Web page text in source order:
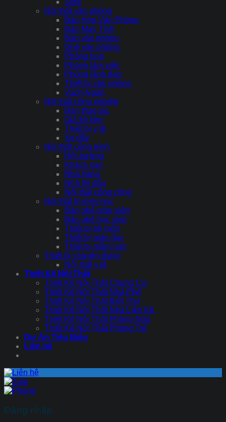
Sofa
Nội thất văn phòng
Bàn Họp Văn Phòng
Bàn Máy Tính
Bàn văn phòng
Ghế văn phòng
Phòng họp
Phòng làm việc
Phòng lãnh đạo
Thiết bị văn phòng
Vách Ngăn
Nội thất công nghiệp
Bàn thao tác
Giá kệ kho
Thiết bị y tế
Xe đẩy
Nội thất công trình
Hội trường
Khách sạn
Nhà hàng
Nhà thi đấu
Nội thất công cộng
Nội thất trường học
Bàn ghế giáo viên
Bàn ghế học sinh
Thiết bị bộ môn
Thiết bị giáo dục
Thiết bị mầm non
Thiết bị chuyên dụng
Nội thất y tế
Thiết Kế Nội Thất
Thiết Kế Nội Thất Chung Cư
Thiết Kế Nội Thất Nhà Phố
Thiết Kế Nội Thất Biệt Thự
Thiết Kế Nội Thất Nhà Liền Kề
Thiết Kế Nội Thất Phòng Ngủ
Thiết Kế Nội Thất Phòng Trẻ
Dự Án Tiêu Biểu
Liên hệ
Đăng nhập